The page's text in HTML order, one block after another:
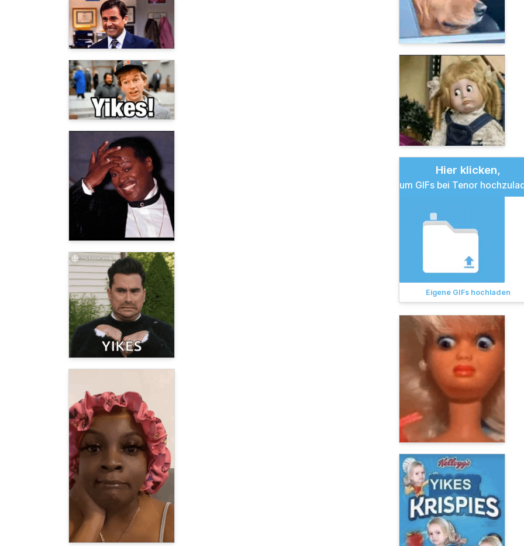
Hier klicken,
um GIFs bei Tenor
Eigene GIFs hochladen